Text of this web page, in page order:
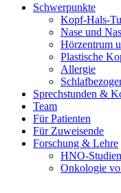
Schwerpunkte
Kopf-Hals-
Nase und
Hörzentrum
Plastische
Allergie
Sprechstunden &
Team
Für Patienten
Für Zuweisende
Forschung & Lehre
HNO-
Onkologie